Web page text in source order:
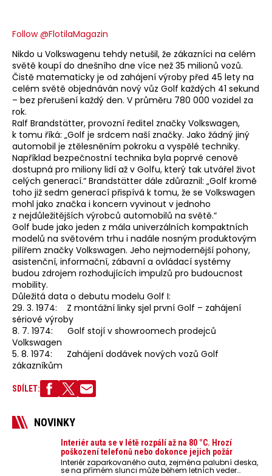
Follow @FlotilaMagazin
Nikdo u Volkswagenu tehdy netušil, že zákazníci na celém
světě koupí do dnešního dne více než 35 milionů vozů.
Čistě matematicky je od zahájení výroby před 45 lety na
celém světě objednáván nový vůz Golf každých 41 sekund
– bez přerušení každý den. V průměru 780 000 vozidel za
rok.
Ralf Brandstätter, provozní ředitel značky Volkswagen,
k tomu říká: „Golf je srdcem naší značky. Jako žádný jiný
automobil je ztělesněním pokroku a vyspělé techniky.
Například bezpečnostní technika byla poprvé cenově
dostupná pro miliony lidí až v Golfu, který tak utvářel život
celých generací.“ Brandstätter dále zdůraznil: „Golf kromě
toho již sedm generací přispívá k tomu, že se Volkswagen
mohl jako značka i koncern vyvinout v jednoho
z nejdůležitějších výrobců automobilů na světě.“
Golf bude jako jeden z mála univerzálních kompaktních
modelů na světovém trhu i nadále nosným produktovým
pilířem značky Volkswagen. Jeho nejmodernější pohony,
asistenční, informační, zábavní a ovládací systémy
budou zdrojem rozhodujících impulzů pro budoucnost
mobility.
Důležitá data o debutu modelu Golf I:
29. 3. 1974: Z montážní linky sjel první Golf – zahájení
sériové výroby
8. 7. 1974: Golf stojí v showroomech prodejců
Volkswagen
5. 8. 1974: Zahájení dodávek nových vozů Golf
zákazníkům
SDÍLET:
NOVINKY
Interiér auta se v létě rozpálí až na 80 °C. Hrozí
poškození telefonů nebo dokonce jejich požár
Interiér zaparkovaného auta, zejména palubní deska,
se na přímém slunci může během letních veder